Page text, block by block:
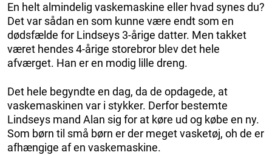
En helt almindelig vaskemaskine eller hvad synes du?
Det var sådan en som kunne være endt som en
dødsfælde for Lindseys 3-årige datter. Men takket
været hendes 4-årige storebror blev det hele
afværget. Han er en modig lille dreng.
Det hele begyndte en dag, da de opdagede, at
vaskemaskinen var i stykker. Derfor bestemte
Lindseys mand Alan sig for at køre ud og købe en ny.
Som børn til små børn er der meget vasketøj, oh de er
afhængige af en vaskemaskine.